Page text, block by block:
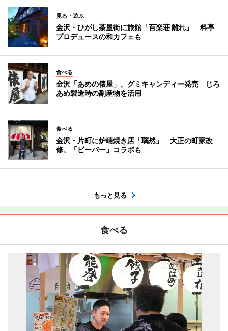
見る・遊ぶ
金沢・ひがし茶屋街に旅館「百楽荘 離れ」 料亭
プロデュースの和カフェも
食べる
金沢「あめの俵屋」、グミキャンディー発売 じろ
あめ製造時の副産物を活用
食べる
金沢・片町に炉端焼き店「璃然」 大正の町家改
修、「ビーバー」コラボも
もっと見る
食べる